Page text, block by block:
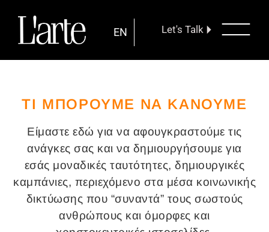
EN Let's Talk
ΤΙ ΜΠΟΡΟΥΜΕ ΝΑ ΚΑΝΟΥΜΕ
Είμαστε εδώ για να αφουγκραστούμε τις
ανάγκες σας και να δημιουργήσουμε για
εσάς μοναδικές ταυτότητες, δημιουργικές
καμπάνιες, περιεχόμενο στα μέσα κοινωνικής
δικτύωσης που “συναντά” τους σωστούς
ανθρώπους και όμορφες και